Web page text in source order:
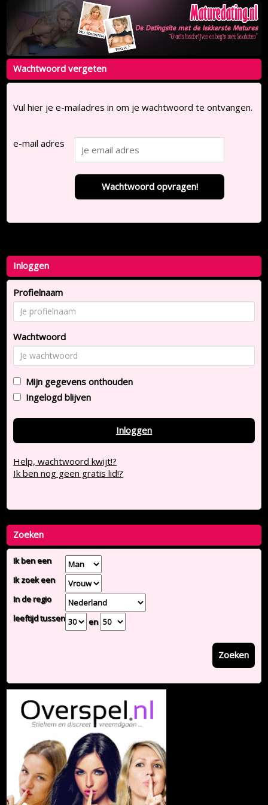
Wachtwoord vergeten
Vul hier je e-mailadres in om je wachtwoord te ontvangen.
e-mail adres
Wachtwoord opvragen!
Inloggen
Profielnaam
Wachtwoord
Mijn gegevens onthouden
Ingelogd blijven
Inloggen
Help, wachtwoord kwijt!?
Ik ben nog geen gratis lid!?
Zoeken
Ik ben een
Ik zoek een
In de regio
leeftijd tussen
en
Zoeken